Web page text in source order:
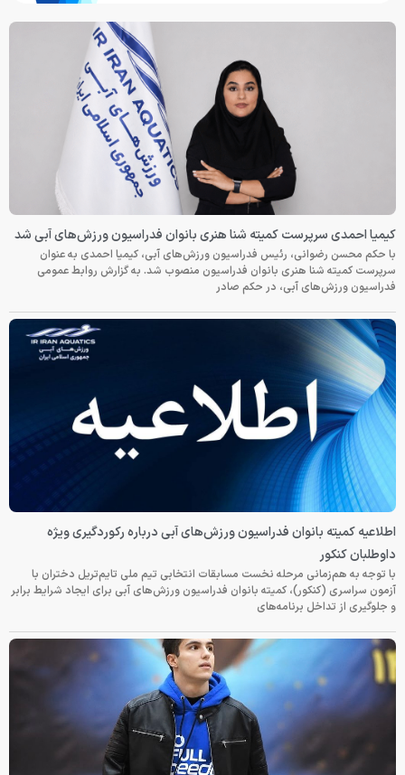
کیمیا احمدی سرپرست کمیته شنا هنری بانوان فدراسیون ورزش‌های آبی شد
با حکم محسن رضوانی، رئیس فدراسیون ورزش‌های آبی، کیمیا احمدی به عنوان
سرپرست کمیته شنا هنری بانوان فدراسیون منصوب شد. به گزارش روابط عمومی
فدراسیون ورزش‌های آبی، در حکم صادر
اطلاعیه کمیته بانوان فدراسیون ورزش‌های آبی درباره رکوردگیری ویژه
داوطلبان کنکور
با توجه به هم‌زمانی مرحله نخست مسابقات انتخابی تیم ملی تایم‌تریل دختران با
آزمون سراسری (کنکور)، کمیته بانوان فدراسیون ورزش‌های آبی برای ایجاد شرایط برابر
و جلوگیری از تداخل برنامه‌های